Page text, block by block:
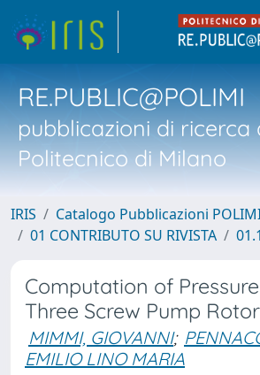
RE.PUBLIC@POLIMI
pubblicazioni di ricerca
Politecnico di Milano
IRIS
Catalogo Pubblicazioni
01 CONTRIBUTO SU RIVISTA
Computation of
Three Screw Pump
MIMMI, GIOVANNI;
EMILIO LINO MARIA